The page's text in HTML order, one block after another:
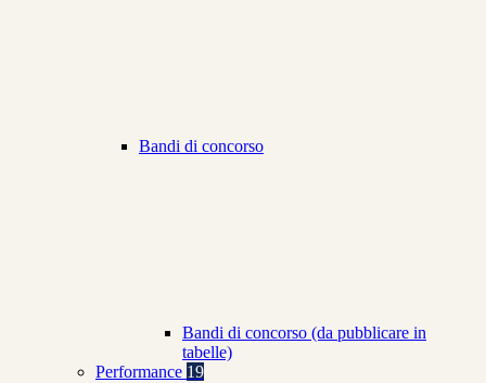
Bandi di concorso
Bandi di concorso (da pubblicare in
tabelle)
Performance 19